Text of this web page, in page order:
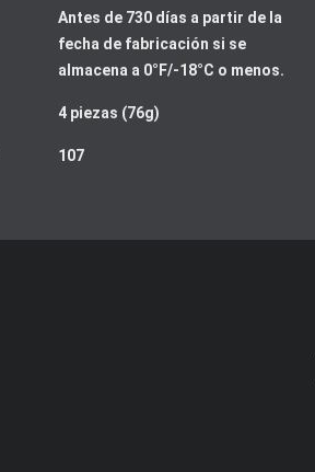
Antes de 730 días a partir de la
fecha de fabricación si se
almacena a 0°F/-18°C o menos.
4 piezas (76g)
107